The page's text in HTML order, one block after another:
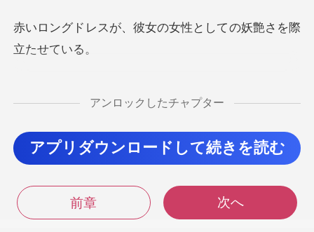
検索
彼女の女性としての妖
兩度自分を傷つけてきたことを思い出すと、
てきた。「どうやら、俺た
アンロックしたチャプター
アプリダウンロードして続きを読む
前章 次へ